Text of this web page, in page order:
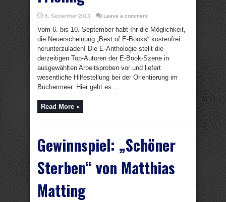
6. September 2013 Leave a comment
Vom 6. bis 10. September habt Ihr die Möglichkeit,
die Neuerscheinung „Best of E-Books“ kostenfrei
herunterzuladen! Die E-Anthologie stellt die
derzeitigen Top-Autoren der E-Book-Szene in
ausgewählten Arbeitsproben vor und liefert
wesentliche Hilfestellung bei der Orientierung im
Büchermeer. Hier geht es ...
Read More »
Gewinnspiel: „Schöner
Sterben“ von Matthias
Matting